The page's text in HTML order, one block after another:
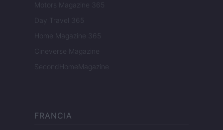
Motors Magazine 365
Day Travel 365
Home Magazine 365
Cineverse Magazine
SecondHomeMagazine
FRANCIA